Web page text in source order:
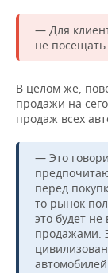
— Для
не посещать
В целом же,
продажи на
продаж всех
— Это
перед
то рынок
это будет
продажами.